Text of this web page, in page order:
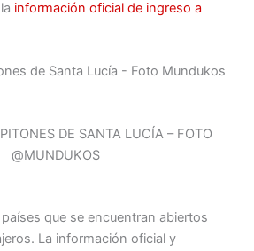
información oficial de ingreso a
DE SANTA LUCÍA – FOTO
@MUNDUKOS
que se encuentran abiertos
La información oficial y